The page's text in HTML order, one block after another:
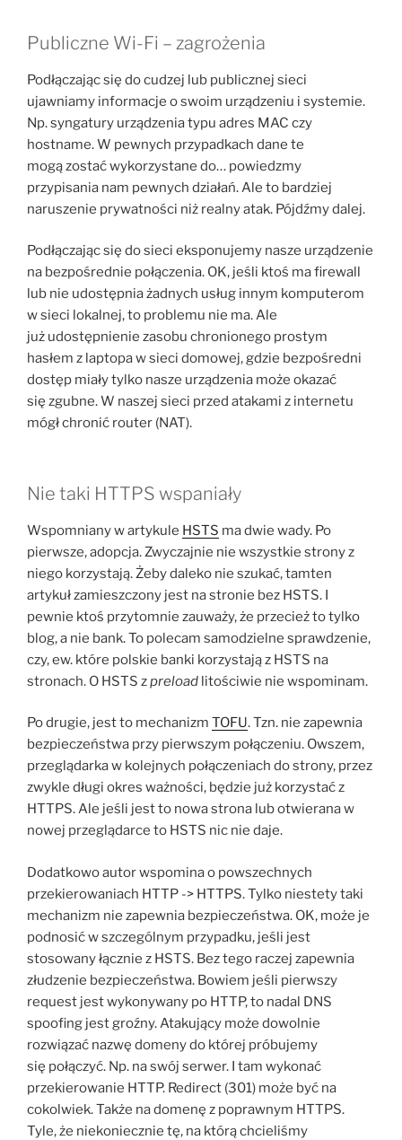
Publiczne Wi-Fi – zagrożenia
Podłączając się do cudzej lub publicznej sieci
ujawniamy informacje o swoim urządzeniu i systemie.
Np. syngatury urządzenia typu adres MAC czy
hostname. W pewnych przypadkach dane te
mogą zostać wykorzystane do… powiedzmy
przypisania nam pewnych działań. Ale to bardziej
naruszenie prywatności niż realny atak. Pójdźmy dalej.
Podłączając się do sieci eksponujemy nasze urządzenie
na bezpośrednie połączenia. OK, jeśli ktoś ma firewall
lub nie udostępnia żadnych usług innym komputerom
w sieci lokalnej, to problemu nie ma. Ale
już udostępnienie zasobu chronionego prostym
hasłem z laptopa w sieci domowej, gdzie bezpośredni
dostęp miały tylko nasze urządzenia może okazać
się zgubne. W naszej sieci przed atakami z internetu
mógł chronić router (NAT).
Nie taki HTTPS wspaniały
Wspomniany w artykule HSTS ma dwie wady. Po
pierwsze, adopcja. Zwyczajnie nie wszystkie strony z
niego korzystają. Żeby daleko nie szukać, tamten
artykuł zamieszczony jest na stronie bez HSTS. I
pewnie ktoś przytomnie zauważy, że przecież to tylko
blog, a nie bank. To polecam samodzielne sprawdzenie,
czy, ew. które polskie banki korzystają z HSTS na
stronach. O HSTS zpreload litościwie nie wspominam.
Po drugie, jest to mechanizm TOFU. Tzn. nie zapewnia
bezpieczeństwa przy pierwszym połączeniu. Owszem,
przeglądarka w kolejnych połączeniach do strony, przez
zwykle długi okres ważności, będzie już korzystać z
HTTPS. Ale jeśli jest to nowa strona lub otwierana w
nowej przeglądarce to HSTS nic nie daje.
Dodatkowo autor wspomina o powszechnych
przekierowaniach HTTP -> HTTPS. Tylko niestety taki
mechanizm nie zapewnia bezpieczeństwa. OK, może je
podnosić w szczególnym przypadku, jeśli jest
stosowany łącznie z HSTS. Bez tego raczej zapewnia
złudzenie bezpieczeństwa. Bowiem jeśli pierwszy
request jest wykonywany po HTTP, to nadal DNS
spoofing jest groźny. Atakujący może dowolnie
rozwiązać nazwę domeny do której próbujemy
się połączyć. Np. na swój serwer. I tam wykonać
przekierowanie HTTP. Redirect (301) może być na
cokolwiek. Także na domenę z poprawnym HTTPS.
Tyle, że niekoniecznie tę, na którą chcieliśmy